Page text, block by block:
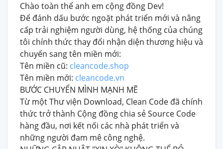
Chào toàn thể anh em cộng đồng Dev!
Để đánh dấu bước ngoặt phát triển mới và nâng
cấp trải nghiệm người dùng, hệ thống của chúng
tôi chính thức thay đổi nhận diện thương hiệu và
chuyển sang tên miền mới:
Tên miền cũ: cleancode.shop
Tên miền mới: cleancode.vn
BƯỚC CHUYỂN MÌNH MẠNH MẼ
Từ một Thư viện Download, Clean Code đã chính
thức trở thành Cộng đồng chia sẻ Source Code
hàng đầu, nơi kết nối các nhà phát triển và
những người đam mê công nghệ.